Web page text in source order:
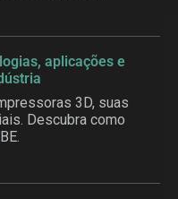
aplicações e
3D, suas
Descubra como